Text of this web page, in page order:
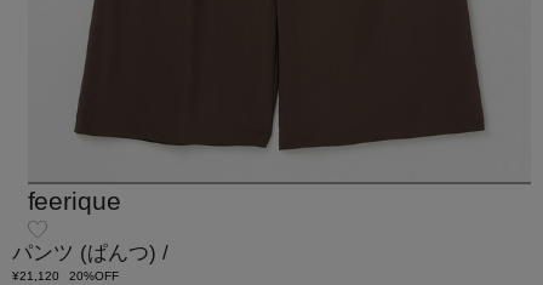
feerique
パンツ (ぱんつ) /
¥21,120
20%OFF